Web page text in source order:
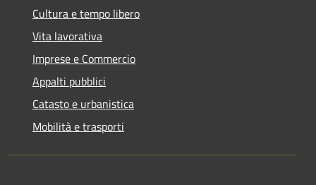
Cultura e tempo libero
Vita lavorativa
Imprese e Commercio
Appalti pubblici
Catasto e urbanistica
Mobilità e trasporti